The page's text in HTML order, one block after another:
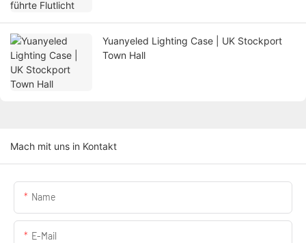
Yuanyeled Lighting Case | UK Stockport
Town Hall
Mach mit uns in Kontakt
Name
E-Mail